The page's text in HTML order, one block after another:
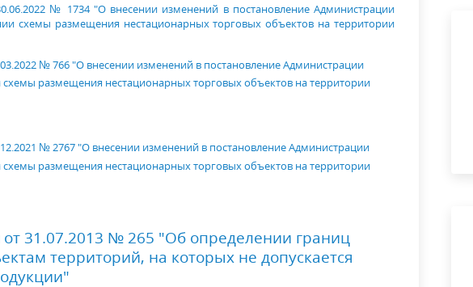
№ 1734 "О внесении изменений в постановлениеАдминистрации
схемы размещения нестационарныхторговых объектов на территории
№ 766 "О внесении изменений в постановлениеАдминистрации
схемы размещения нестационарныхторговых объектов на территории
№ 2767 "О внесении изменений в постановлениеАдминистрации
схемы размещения нестационарныхторговых объектов на территории
31.07.2013 № 265 "Об определении границ
территорий, на которых не допускается